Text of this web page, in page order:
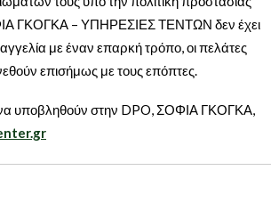
ΓΚΟΓΚΑ – ΥΠΗΡΕΣΙΕΣ ΤΕΝΤΩΝ δεν έχει
με έναν επαρκή τρόπο, οι πελάτες
επισήμως με τους επόπτες.
υποβληθούν στην DPO, ΣΟΦΙΑ ΓΚΟΓΚΑ,